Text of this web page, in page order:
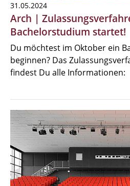
31.05.2024
Arch |
Bachelorstudium startet!
Du möchtest im Oktober ein
beginnen? Das
findest Du alle Informationen: